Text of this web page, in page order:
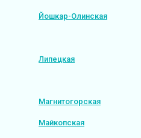
Йошкар-Олинская
Липецкая
Магнитогорская
Майкопская